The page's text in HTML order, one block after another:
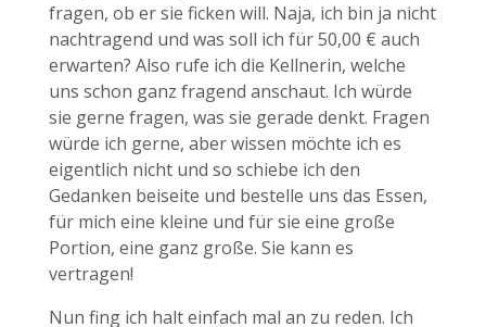
fragen, ob er sie ficken will. Naja, ich bin ja nicht
nachtragend und was soll ich für 50,00 € auch
erwarten? Also rufe ich die Kellnerin, welche
uns schon ganz fragend anschaut. Ich würde
sie gerne fragen, was sie gerade denkt. Fragen
würde ich gerne, aber wissen möchte ich es
eigentlich nicht und so schiebe ich den
Gedanken beiseite und bestelle uns das Essen,
für mich eine kleine und für sie eine große
Portion, eine ganz große. Sie kann es
vertragen!
Nun fing ich halt einfach mal an zu reden. Ich